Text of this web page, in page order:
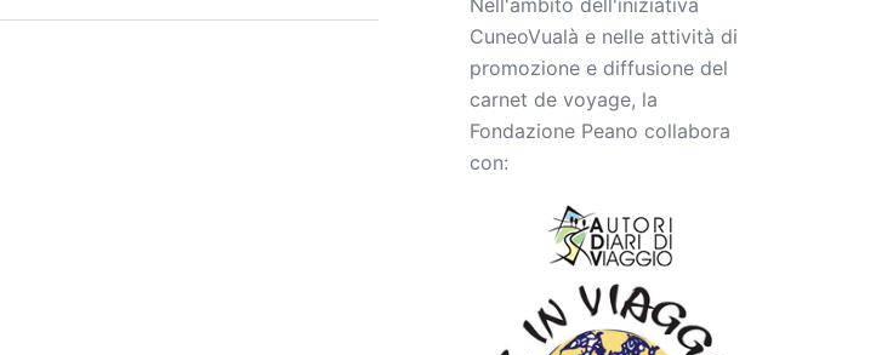
Nell'ambito dell'iniziativa
CuneoVualà e nelle attività di
promozione e diffusione del
carnet de voyage, la
Fondazione Peano collabora
con: